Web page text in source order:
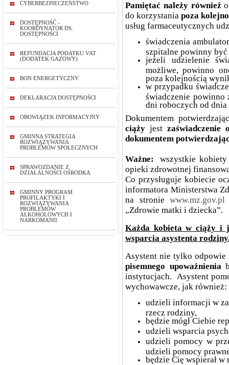
CYBERBEZPIECZEŃSTWO
DOSTĘPNOŚĆ -
KOORDYNATOR DS.
DOSTĘPNOŚCI
REFUNDACJA PODATKU VAT
(DODATEK GAZOWY)
BON ENERGETYCZNY
DEKLARACJA DOSTĘPNOŚCI
OBOWIĄZEK INFORMACYJNY
GMINNA STRATEGIA
ROZWIĄZYWANIA
PROBLEMÓW SPOŁECZNYCH
SPRAWOZDANIE Z
DZIAŁALNOŚCI OŚRODKA
GMINNY PROGRAM
PROFILAKTYKI I
ROZWIĄZYWANIA
PROBLEMÓW
ALKOHOLOWYCH I
NARKOMANII
Pamiętać należy również
do korzystaniapoza
usług farmaceutycznych
świadczenia
szpitalne powinny być
jeżeli udzielenie
możliwe, powinno
poza kolejnością
w przypadku
świadczenie
dni roboczych od dnia
Dokumentem
ciąży jest
dokumentem
Ważne:wszystkie
opieki zdrowotnej
Co przysługuje kobiecie
informatora Ministerstwa
na stroniewww.mz.gov.pl
„Zdrowie matki i dziecka”.
Każda kobieta w ciąży i
wsparcia asystenta
Asystent nie tylko odpowie
pisemnego upoważnienia
instytucjach. Asystent
wychowawcze, jak również:
udzieli informacji w
rzecz rodziny,
będzie mógł Ciebie
udzieli wsparcia
udzieli pomocy w
udzieli pomocy
będzie Cię wspierał